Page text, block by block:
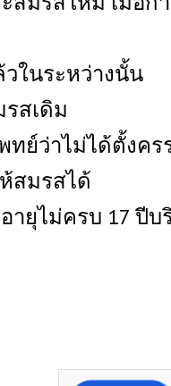
ในระหว่างนั้น
สเดิม
ทย์ว่าไม่ได้ตั้งคร
สมรสได้
ายุไม่ครบ 17 ปี